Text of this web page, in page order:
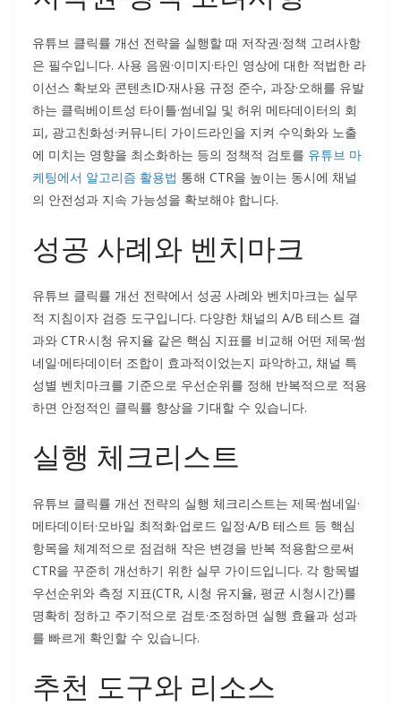
유튜브 클릭률 개선 전략을 실행할 때 저작권·정책 고려사항
은 필수입니다. 사용 음원·이미지·타인 영상에 대한 적법한 라
이선스 확보와 콘텐츠ID·재사용 규정 준수, 과장·오해를 유발
하는 클릭베이트성 타이틀·썸네일 및 허위 메타데이터의 회
피, 광고친화성·커뮤니티 가이드라인을 지켜 수익화와 노출
에 미치는 영향을 최소화하는 등의 정책적 검토를 유튜브 마
케팅에서 알고리즘 활용법 통해 CTR을 높이는 동시에 채널
의 안전성과 지속 가능성을 확보해야 합니다.
성공 사례와 벤치마크
유튜브 클릭률 개선 전략에서 성공 사례와 벤치마크는 실무
적 지침이자 검증 도구입니다. 다양한 채널의 A/B 테스트 결
과와 CTR·시청 유지율 같은 핵심 지표를 비교해 어떤 제목·썸
네일·메타데이터 조합이 효과적이었는지 파악하고, 채널 특
성별 벤치마크를 기준으로 우선순위를 정해 반복적으로 적용
하면 안정적인 클릭률 향상을 기대할 수 있습니다.
실행 체크리스트
유튜브 클릭률 개선 전략의 실행 체크리스트는 제목·썸네일·
메타데이터·모바일 최적화·업로드 일정·A/B 테스트 등 핵심
항목을 체계적으로 점검해 작은 변경을 반복 적용함으로써
CTR을 꾸준히 개선하기 위한 실무 가이드입니다. 각 항목별
우선순위와 측정 지표(CTR, 시청 유지율, 평균 시청시간)를
명확히 정하고 주기적으로 검토·조정하면 실행 효율과 성과
를 빠르게 확인할 수 있습니다.
추천 도구와 리소스